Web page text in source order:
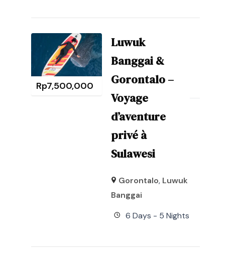
Rp7,500,000
Luwuk
Banggai &
Gorontalo –
Voyage
d’aventure
privé à
Sulawesi
Gorontalo, Luwuk
Banggai
6 Days - 5 Nights